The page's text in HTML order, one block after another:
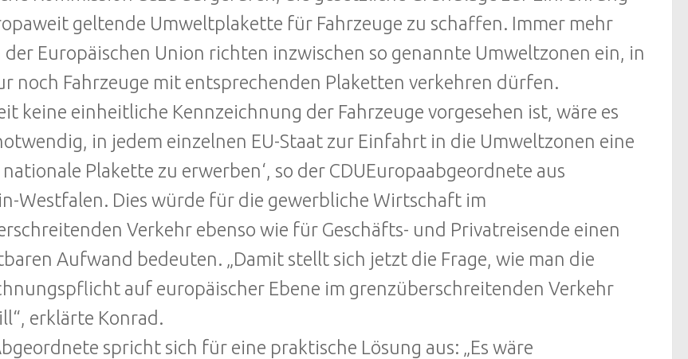
geltende Umweltplakette für Fahrzeuge zu schaffen. Immer mehr
der Europäischen Union richten inzwischen so genannte Umweltzonen ein, in
noch Fahrzeuge mit entsprechenden Plaketten verkehren dürfen.
keine einheitliche Kennzeichnung der Fahrzeuge vorgesehen ist, wäre es
in jedem einzelnen EU-Staat zur Einfahrt in die Umweltzonen eine
Plakette zu erwerben‘, so der CDUEuropaabgeordnete aus
Westfalen. Dies würde für die gewerbliche Wirtschaft im
Verkehr ebenso wie für Geschäfts- und Privatreisende einen
Aufwand bedeuten. „Damit stellt sich jetzt die Frage, wie man die
auf europäischer Ebene im grenzüberschreitenden Verkehr
erklärte Konrad.
spricht sich für eine praktische Lösung aus: „Es wäre